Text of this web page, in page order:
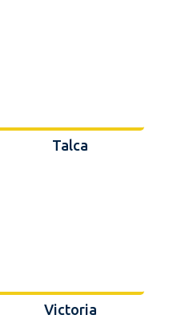
Talca
Victoria